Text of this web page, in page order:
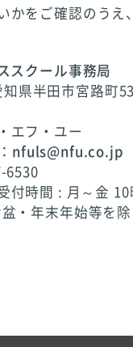
かをご確認のうえ
スクール事務局
知県半田市宮路町
エフ・ユー
nfuls@nfu.co.jp
6530
付時間 : 月～金 10
・年末年始等を除